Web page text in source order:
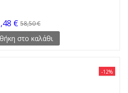
€ 58,50 €
στο καλάθι
-12%